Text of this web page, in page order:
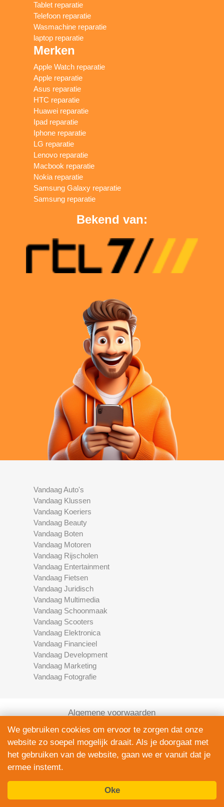
Tablet reparatie
Telefoon reparatie
Wasmachine reparatie
laptop reparatie
Merken
Apple Watch reparatie
Apple reparatie
Asus reparatie
HTC reparatie
Huawei reparatie
Ipad reparatie
Iphone reparatie
LG reparatie
Lenovo reparatie
Macbook reparatie
Nokia reparatie
Samsung Galaxy reparatie
Samsung reparatie
Bekend van:
Vandaag Auto's
Vandaag Klussen
Vandaag Koeriers
Vandaag Beauty
Vandaag Boten
Vandaag Motoren
Vandaag Rijscholen
Vandaag Entertainment
Vandaag Fietsen
Vandaag Juridisch
Vandaag Multimedia
Vandaag Schoonmaak
Vandaag Scooters
Vandaag Elektronica
Vandaag Financieel
Vandaag Development
Vandaag Marketing
Vandaag Fotografie
Algemene voorwaarden
Privacy Policy
Contact
Bedrijven Inlog
We gebruiken cookies om ervoor te zorgen dat onze
website zo soepel mogelijk draait. Als je doorgaat met
het gebruiken van de website, gaan we er vanuit dat je
ermee instemt.
Oke